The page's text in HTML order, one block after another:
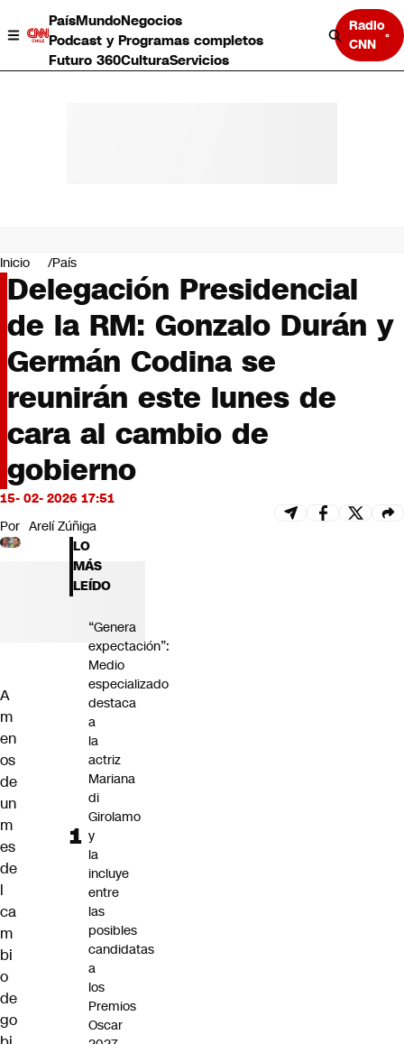
PaísMundoNegocios
Podcast y Programas completos
Futuro 360CulturaServicios
Radio
CNN
Negocios
Deportes
Programas completos
Cultura
Servicios
Bits
CNN tiempo
Opinión
Inicio País
Delegación Presidencial
de la RM: Gonzalo Durán y
Germán Codina se
reunirán este lunes de
cara al cambio de
gobierno
15- 02- 2026 17:51
Por Arelí Zúñiga
A
m
en
os
de
un
m
es
de
l
ca
m
bi
o
de
go
LO
MÁS
LEÍDO
“Genera
expectación”:
Medio
especializado
destaca
a
la
actriz
Mariana
di
Girolamo
y
la
incluye
entre
las
posibles
candidatas
a
los
Premios
Oscar